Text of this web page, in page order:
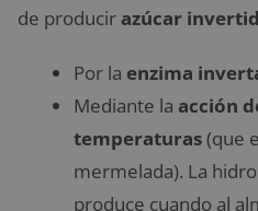
de producir azúcar
Por la enzima
Mediante la acción
temperaturas(que
mermelada). La
produce cuando al